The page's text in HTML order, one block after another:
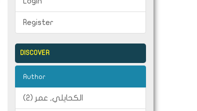
Register
DISCOVER
Author
الكحايلي, عمر (2)